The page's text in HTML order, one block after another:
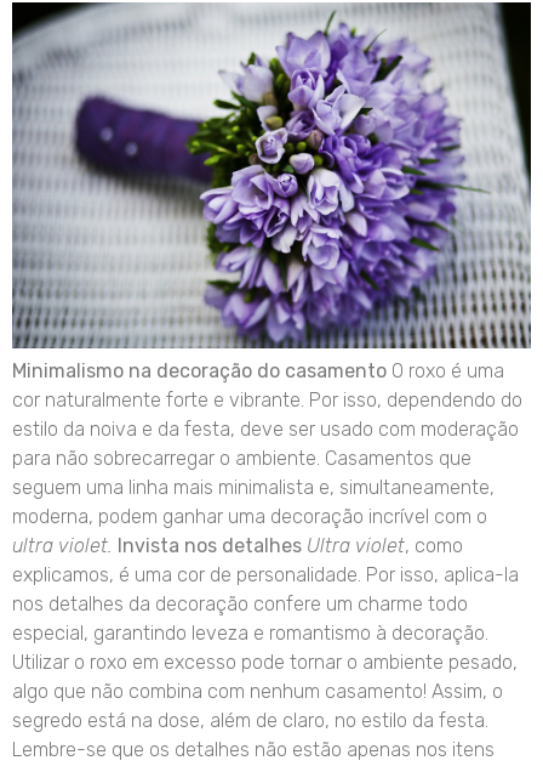
Minimalismo na decoração do casamento O roxo é uma
cor naturalmente forte e vibrante. Por isso, dependendo do
estilo da noiva e da festa, deve ser usado com moderação
para não sobrecarregar o ambiente. Casamentos que
seguem uma linha mais minimalista e, simultaneamente,
moderna, podem ganhar uma decoração incrível com o
ultra violet. Invista nos detalhes Ultra violet, como
explicamos, é uma cor de personalidade. Por isso, aplica-la
nos detalhes da decoração confere um charme todo
especial, garantindo leveza e romantismo à decoração.
Utilizar o roxo em excesso pode tornar o ambiente pesado,
algo que não combina com nenhum casamento! Assim, o
segredo está na dose, além de claro, no estilo da festa.
Lembre-se que os detalhes não estão apenas nos itens